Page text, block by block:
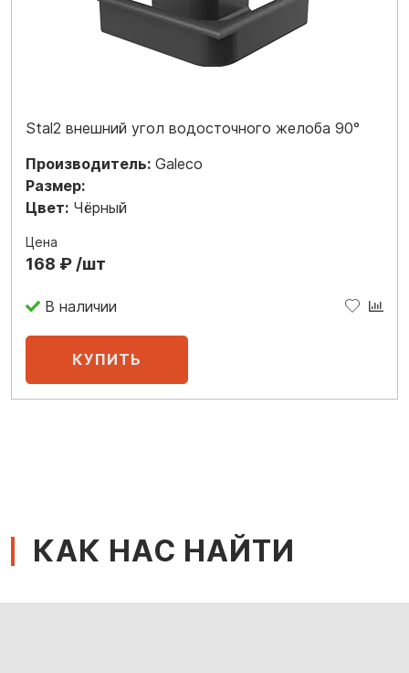
Stal2 внешний угол водосточного желоба 90°
Производитель: Galeco
Размер:
Цвет: Чёрный
Цена
168 ₽ /шт
В наличии
КАК НАС НАЙТИ